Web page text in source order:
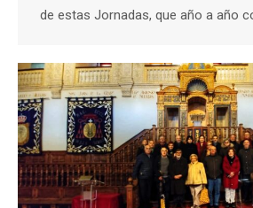
de estas Jornadas, que año a año